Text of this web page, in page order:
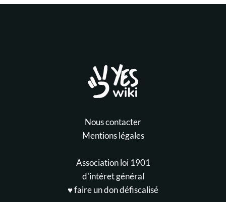
Nous contacter
Mentions légales
Association loi 1901
d'intéret général
♥️ faire un don défiscalisé